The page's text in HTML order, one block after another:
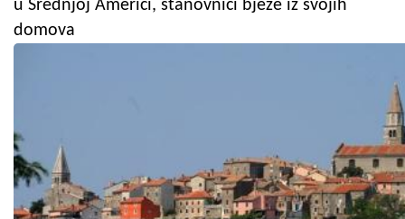
u Srednjoj Americi, stanovnici bježe iz svojih
domova